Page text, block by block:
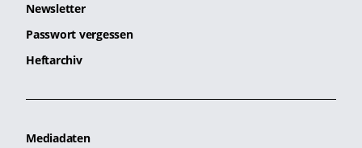
Newsletter
Passwort vergessen
Heftarchiv
Mediadaten